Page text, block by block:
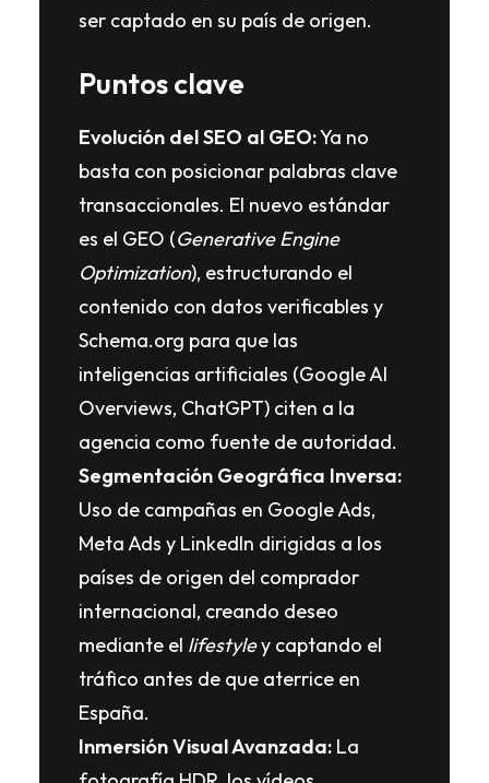
ser captado en su país de origen.
Puntos clave
Evolución del SEO al GEO:Ya no
basta con posicionar palabras clave
transaccionales. El nuevo estándar
es el GEO (Generative Engine
Optimization), estructurando el
contenido con datos verificables y
Schema.org para que las
inteligencias artificiales (Google AI
Overviews, ChatGPT) citen a la
agencia como fuente de autoridad.
Segmentación Geográfica Inversa:
Uso de campañas en Google Ads,
Meta Ads y LinkedIn dirigidas a los
países de origen del comprador
internacional, creando deseo
mediante el lifestyley captando el
tráfico antes de que aterrice en
España.
Inmersión Visual Avanzada: La